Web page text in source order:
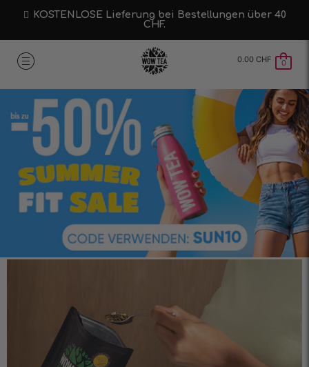
KOSTENLOSE Lieferung bei Bestellungen über 40
CHF.
0.00 CHF 0